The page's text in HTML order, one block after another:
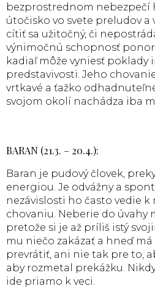
bezprostrednom nebezpečí
útočisko vo svete preludov a
cítiť sa užitočný, či
výnimočnú schopnosť
kadiaľ môže vyniesť poklady
predstavivosti. Jeho
vrtkavé a ťažko
svojom okolí nachádza iba
BARAN (21.3. – 20.4.):
Baran je pudový človek,
energiou. Je odvážny a
nezávislosti ho často vedie
chovaniu. Neberie do úvahy
pretože si je až príliš istý
mu niečo zakázať a hneď
prevrátiť, ani nie tak pre to,
aby rozmetal prekážku.
ide priamo k veci.